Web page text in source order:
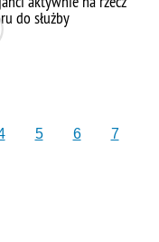
do służby
5 6 7